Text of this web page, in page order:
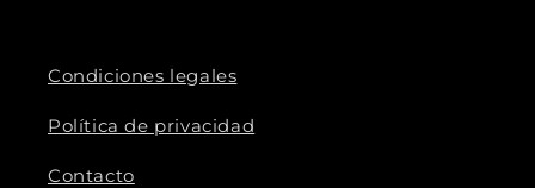
Condiciones legales
Política de privacidad
Contacto